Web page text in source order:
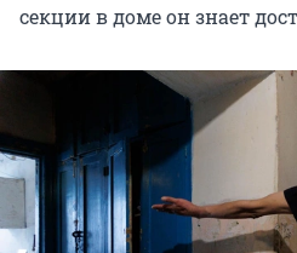
секции в доме он знает